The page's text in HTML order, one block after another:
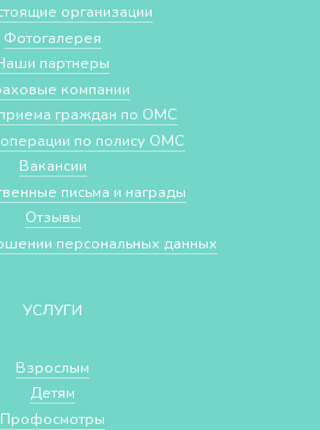
организации
Фотогалерея
партнеры
компании
граждан по ОМС
по полису ОМС
Вакансии
письма и награды
Отзывы
персональных данных
УСЛУГИ
Взрослым
Детям
Профосмотры